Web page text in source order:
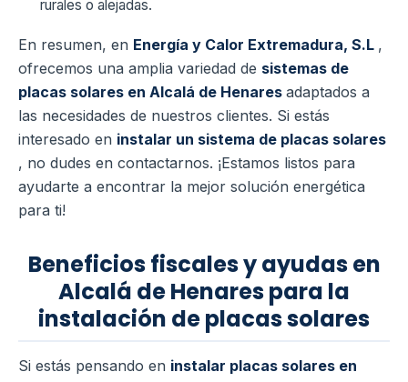
rurales o alejadas.
En resumen, en Energía y Calor Extremadura, S.L ,
ofrecemos una amplia variedad de sistemas de
placas solares en Alcalá de Henares adaptados a
las necesidades de nuestros clientes. Si estás
interesado en instalar un sistema de placas solares
, no dudes en contactarnos. ¡Estamos listos para
ayudarte a encontrar la mejor solución energética
para ti!
Beneficios fiscales y ayudas en
Alcalá de Henares para la
instalación de placas solares
Si estás pensando en instalar placas solares en